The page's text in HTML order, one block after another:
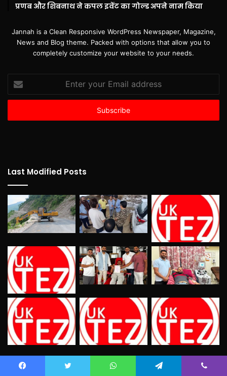
प्रणब और शिबनाथ ने कपल इवेंट का गोल्ड अपने नाम किया
Jannah is a Clean Responsive WordPress Newspaper, Magazine,
News and Blog theme. Packed with options that allow you to
completely customize your website to your needs.
your
Email
Last Modified Posts